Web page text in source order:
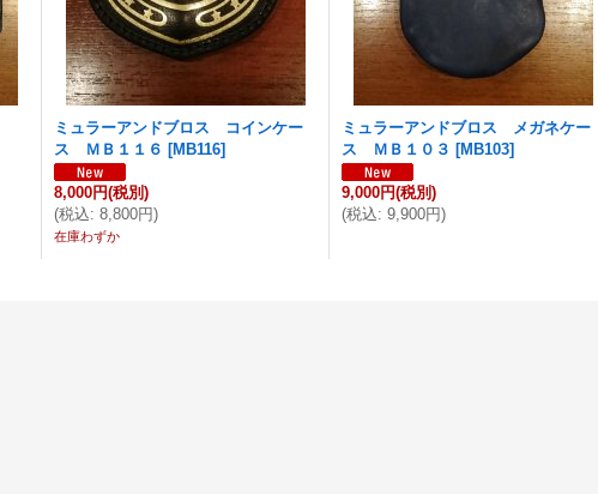
ミュラーアンドブロス コインケー
ス ＭＢ１１６ [MB116]
8,000円(税別)
(税込: 8,800円)
在庫わずか
ミュラーアンドブロス メガネケー
ス ＭＢ１０３ [MB103]
9,000円(税別)
(税込: 9,900円)